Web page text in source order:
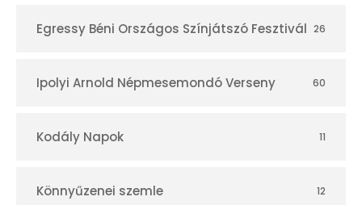
Egressy Béni Országos Színjátszó Fesztivál 26
Ipolyi Arnold Népmesemondó Verseny 60
Kodály Napok 11
Könnyűzenei szemle 12